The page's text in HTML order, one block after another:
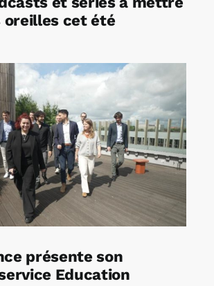
oreilles cet été
présente son
Education